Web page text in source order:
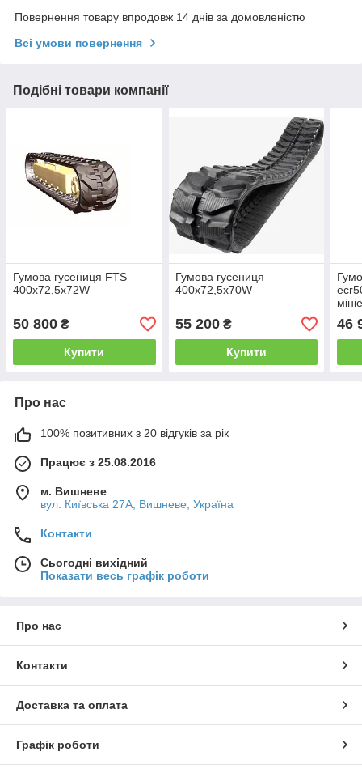
Повернення товару впродовж 14 днів за домовленістю
Всі умови повернення
Подібні товари компанії
Гумова гусениця FTS
400х72,5х72W
50 800 ₴
Купити
Гумова гусениця
400х72,5х70W
55 200₴
Купити
46
Про нас
100% позитивних з 20 відгуків за рік
Працює з 25.08.2016
м. Вишневе
вул. Київська 27А, Вишневе, Україна
Контакти
Сьогодні вихідний
Показати весь графік роботи
Про нас
Контакти
Доставка та оплата
Графік роботи